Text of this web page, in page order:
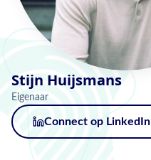
Stijn Huijsmans
Eigenaar
Connect op LinkedIn